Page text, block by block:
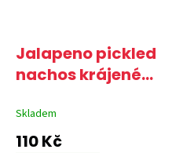
Jalapeno pickled
nachos krájené
Skladem
110 Kč